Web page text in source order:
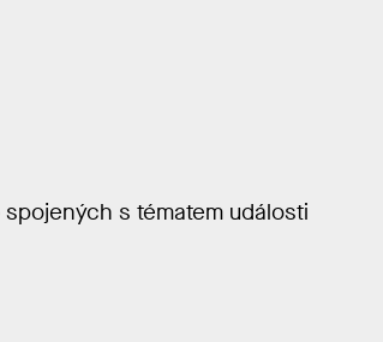
s tématem události